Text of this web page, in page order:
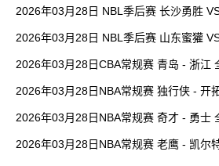
2026年03月28日 NBL季后赛 长沙勇胜
2026年03月28日 NBL季后赛 山东蜜獾
2026年03月28日CBA常规赛 青岛 - 浙江
2026年03月28日NBA常规赛 独行侠 - 开
2026年03月28日NBA常规赛 奇才 - 勇士
2026年03月28日NBA常规赛 老鹰 - 凯尔